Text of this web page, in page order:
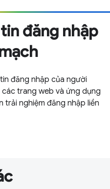
đăng nhập
đăng nhập của người
trang web và ứng dụng
trải nghiệm đăng nhập liền